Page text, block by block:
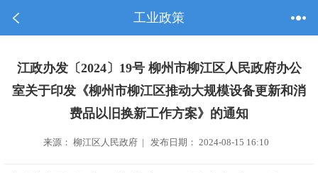
工业政策
江政办发〔2024〕19号 柳州市柳江区人民政府办公
室关于印发《柳州市柳江区推动大规模设备更新和消
费品以旧换新工作方案》的通知
来源： 柳江区人民政府 | 发布日期： 2024-08-15 16:10